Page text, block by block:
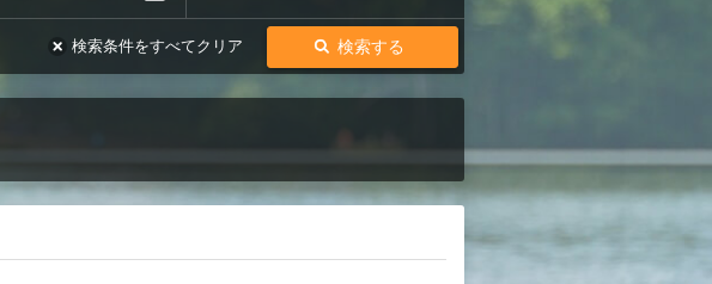
検索する
検索条件をすべてクリア